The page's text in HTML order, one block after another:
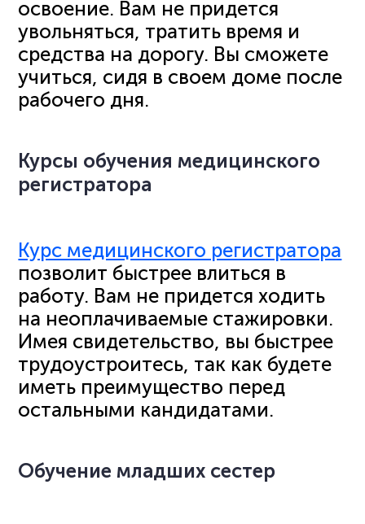
освоение. Вам не придется
увольняться, тратить время и
средства на дорогу. Вы сможете
учиться, сидя в своем доме после
рабочего дня.
Курсы обучения медицинского
регистратора
Курс медицинского регистратора
позволит быстрее влиться в
работу. Вам не придется ходить
на неоплачиваемые стажировки.
Имея свидетельство, вы быстрее
трудоустроитесь, так как будете
иметь преимущество перед
остальными кандидатами.
Обучение младших сестер